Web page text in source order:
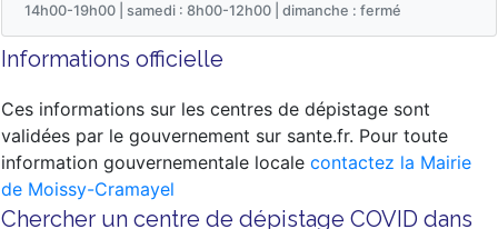
14h00-19h00 | samedi : 8h00-12h00 | dimanche : fermé
Informations officielle
Ces informations sur les centres de dépistage sont
validées par le gouvernement sur sante.fr. Pour toute
information gouvernementale locale contactez la Mairie
de Moissy-Cramayel
Chercher un centre de dépistage COVID dans